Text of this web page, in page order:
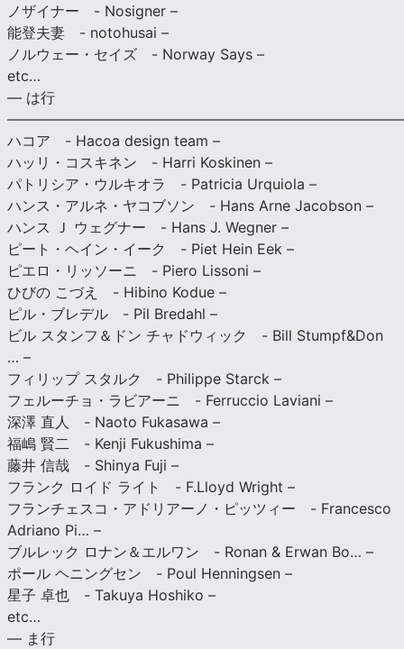
ノザイナー - Nosigner –
能登夫妻 - notohusai –
ノルウェー・セイズ - Norway Says –
etc…
— は行
ハコア - Hacoa design team –
ハッリ・コスキネン - Harri Koskinen –
パトリシア・ウルキオラ - Patricia Urquiola –
ハンス・アルネ・ヤコブソン - Hans Arne Jacobson –
ハンス Ｊ ウェグナー - Hans J. Wegner –
ピート・ヘイン・イーク - Piet Hein Eek –
ピエロ・リッソーニ - Piero Lissoni –
ひびの こづえ - Hibino Kodue –
ピル・ブレデル - Pil Bredahl –
ビル スタンフ＆ドン チャドウィック - Bill Stumpf&Don
… –
フィリップ スタルク - Philippe Starck –
フェルーチョ・ラビアーニ - Ferruccio Laviani –
深澤 直人 - Naoto Fukasawa –
福嶋 賢二 - Kenji Fukushima –
藤井 信哉 - Shinya Fuji –
フランク ロイド ライト - F.Lloyd Wright –
フランチェスコ・アドリアーノ・ピッツィー - Francesco
Adriano Pi… –
ブルレック ロナン＆エルワン - Ronan & Erwan Bo… –
ポール ヘニングセン - Poul Henningsen –
星子 卓也 - Takuya Hoshiko –
etc…
— ま行